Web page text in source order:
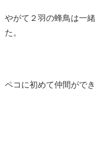
やがて２羽の蜂鳥は一
た。
ペコに初めて仲間ができ